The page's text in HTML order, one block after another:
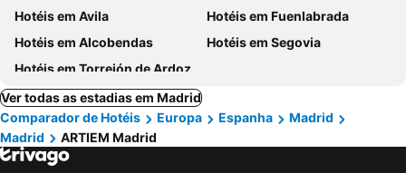
Hotéis em Avila
Hotéis em Fuenlabrada
Hotéis em Alcobendas
Hotéis em Segovia
Hotéis em Torrejón de Ardoz
Ver todas as estadias em Madrid
Comparador de Hotéis
Europa Espanha
Madrid
Madrid
ARTIEM Madrid